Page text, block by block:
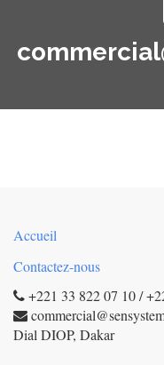
Accueil
Contactez-nous
+221 33 822 07 10 /
Dial DIOP, Dakar